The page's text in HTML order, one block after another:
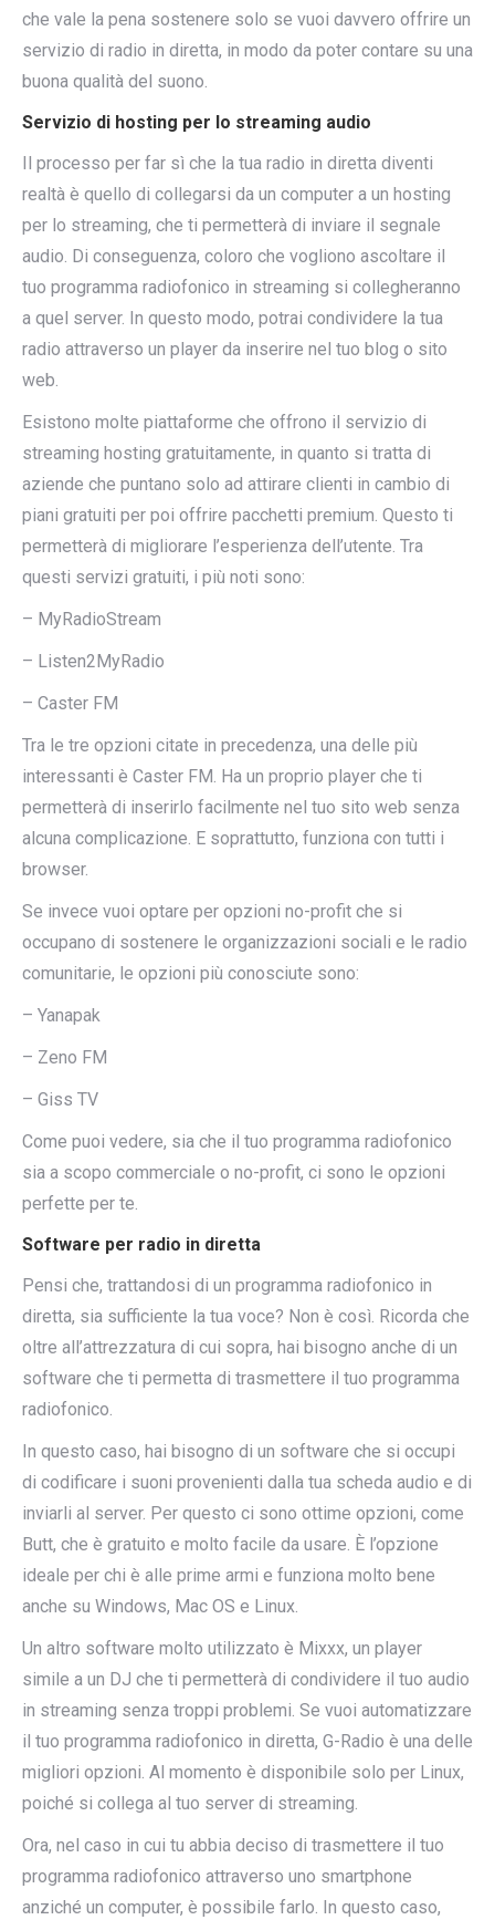
che vale la pena sostenere solo se vuoi davvero offrire un
servizio di radio in diretta, in modo da poter contare su una
buona qualità del suono.
Servizio di hosting per lo streaming audio
Il processo per far sì che la tua radio in diretta diventi
realtà è quello di collegarsi da un computer a un hosting
per lo streaming, che ti permetterà di inviare il segnale
audio. Di conseguenza, coloro che vogliono ascoltare il
tuo programma radiofonico in streaming si collegheranno
a quel server. In questo modo, potrai condividere la tua
radio attraverso un player da inserire nel tuo blog o sito
web.
Esistono molte piattaforme che offrono il servizio di
streaming hosting gratuitamente, in quanto si tratta di
aziende che puntano solo ad attirare clienti in cambio di
piani gratuiti per poi offrire pacchetti premium. Questo ti
permetterà di migliorare l’esperienza dell’utente. Tra
questi servizi gratuiti, i più noti sono:
– MyRadioStream
– Listen2MyRadio
– Caster FM
Tra le tre opzioni citate in precedenza, una delle più
interessanti è Caster FM. Ha un proprio player che ti
permetterà di inserirlo facilmente nel tuo sito web senza
alcuna complicazione. E soprattutto, funziona con tutti i
browser.
Se invece vuoi optare per opzioni no-profit che si
occupano di sostenere le organizzazioni sociali e le radio
comunitarie, le opzioni più conosciute sono:
– Yanapak
– Zeno FM
– Giss TV
Come puoi vedere, sia che il tuo programma radiofonico
sia a scopo commerciale o no-profit, ci sono le opzioni
perfette per te.
Software per radio in diretta
Pensi che, trattandosi di un programma radiofonico in
diretta, sia sufficiente la tua voce? Non è così. Ricorda che
oltre all’attrezzatura di cui sopra, hai bisogno anche di un
software che ti permetta di trasmettere il tuo programma
radiofonico.
In questo caso, hai bisogno di un software che si occupi
di codificare i suoni provenienti dalla tua scheda audio e di
inviarli al server. Per questo ci sono ottime opzioni, come
Butt, che è gratuito e molto facile da usare. È l’opzione
ideale per chi è alle prime armi e funziona molto bene
anche su Windows, Mac OS e Linux.
Un altro software molto utilizzato è Mixxx, un player
simile a un DJ che ti permetterà di condividere il tuo audio
in streaming senza troppi problemi. Se vuoi automatizzare
il tuo programma radiofonico in diretta, G-Radio è una delle
migliori opzioni. Al momento è disponibile solo per Linux,
poiché si collega al tuo server di streaming.
Ora, nel caso in cui tu abbia deciso di trasmettere il tuo
programma radiofonico attraverso uno smartphone
anziché un computer, è possibile farlo. In questo caso,